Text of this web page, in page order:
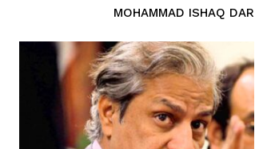
MOHAMMAD ISHAQ DAR